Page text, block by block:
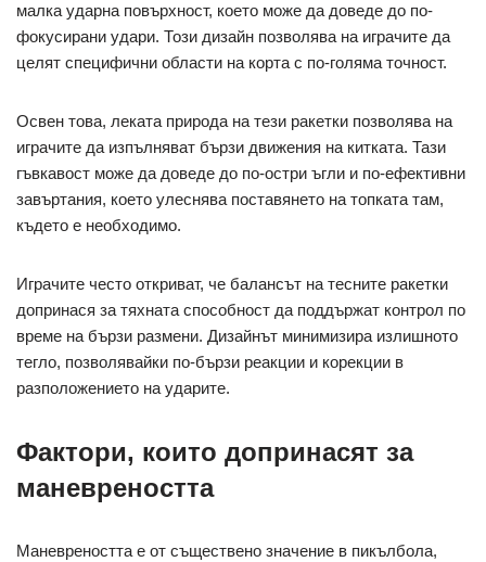
малка ударна повърхност, което може да доведе до по-
фокусирани удари. Този дизайн позволява на играчите да
целят специфични области на корта с по-голяма точност.
Освен това, леката природа на тези ракетки позволява на
играчите да изпълняват бързи движения на китката. Тази
гъвкавост може да доведе до по-остри ъгли и по-ефективни
завъртания, което улеснява поставянето на топката там,
където е необходимо.
Играчите често откриват, че балансът на тесните ракетки
допринася за тяхната способност да поддържат контрол по
време на бързи размени. Дизайнът минимизира излишното
тегло, позволявайки по-бързи реакции и корекции в
разположението на ударите.
Фактори, които допринасят за
маневреността
Маневреността е от съществено значение в пикълбола,